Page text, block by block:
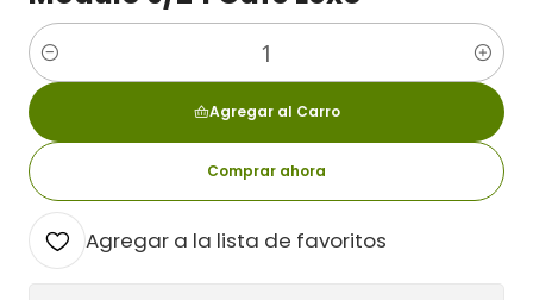
Cantidad
Agregar al Carro
Comprar ahora
Agregar a la lista de favoritos